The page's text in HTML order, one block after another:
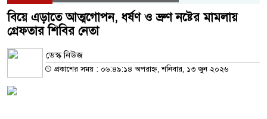
বিয়ে এড়াতে আত্মগোপন, ধর্ষণ ও ভ্রুণ নষ্টের মামলায়
গ্রেফতার শিবির নেতা
ডেস্ক নিউজ
প্রকাশের সময় : ০৬:৪৯:১৪ অপরাহ্ন, শনিবার, ১৩ জুন ২০২৬